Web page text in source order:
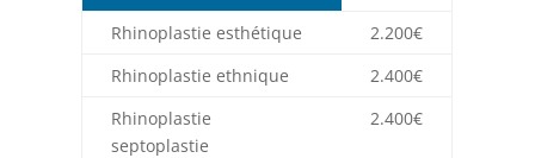
Rhinoplastie esthétique
2.200€
Rhinoplastie ethnique
2.400€
Rhinoplastie
septoplastie
2.400€